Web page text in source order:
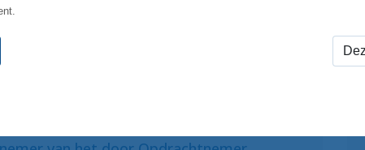
voor de Opdracht door middel van
via het inschrijfformulier op de Website